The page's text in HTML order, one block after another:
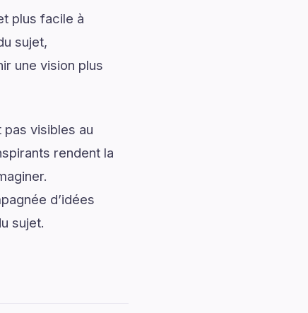
plus facile à
sujet,
une vision plus
visibles au
rendent la
d’idées
sujet.